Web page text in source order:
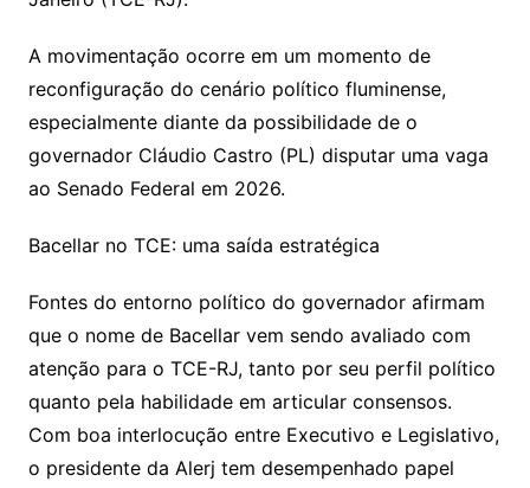
A movimentação ocorre em um momento de
reconfiguração do cenário político fluminense,
especialmente diante da possibilidade de o
governador Cláudio Castro (PL) disputar uma vaga
ao Senado Federal em 2026.
Bacellar no TCE: uma saída estratégica
Fontes do entorno político do governador afirmam
que o nome de Bacellar vem sendo avaliado com
atenção para o TCE-RJ, tanto por seu perfil político
quanto pela habilidade em articular consensos.
Com boa interlocução entre Executivo e Legislativo,
o presidente da Alerj tem desempenhado papel